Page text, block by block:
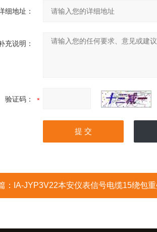
细地址：
充说明：
验证码：
： IA-JYP3V22本安仪表信号电缆15绕包